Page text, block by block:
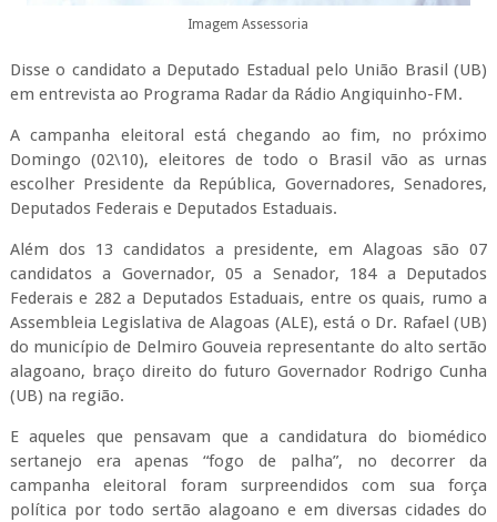
Imagem Assessoria
Disse o candidato a Deputado Estadual pelo União Brasil (UB)
em entrevista ao Programa Radar da Rádio Angiquinho-FM.
A campanha eleitoral está chegando ao fim, no próximo
Domingo (02\10), eleitores de todo o Brasil vão as urnas
escolher Presidente da República, Governadores, Senadores,
Deputados Federais e Deputados Estaduais.
Além dos 13 candidatos a presidente, em Alagoas são 07
candidatos a Governador, 05 a Senador, 184 a Deputados
Federais e 282 a Deputados Estaduais, entre os quais, rumo a
Assembleia Legislativa de Alagoas (ALE), está o Dr. Rafael (UB)
do município de Delmiro Gouveia representante do alto sertão
alagoano, braço direito do futuro Governador Rodrigo Cunha
(UB) na região.
E aqueles que pensavam que a candidatura do biomédico
sertanejo era apenas “fogo de palha”, no decorrer da
campanha eleitoral foram surpreendidos com sua força
política por todo sertão alagoano e em diversas cidades do